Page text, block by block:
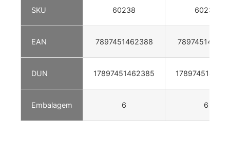
SKU 60238 60239
EAN 7897451462388
DUN 17897451462385
Embalagem 6 6